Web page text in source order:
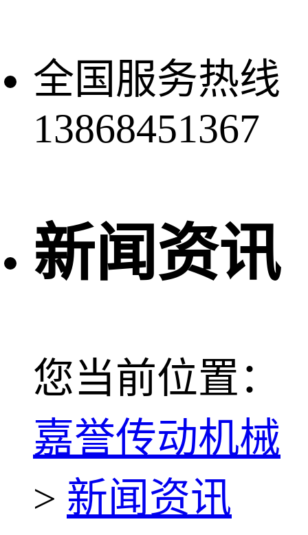
全国服务热线
13868451367
新闻资讯
您当前位置：
嘉誉传动机械
> 新闻资讯